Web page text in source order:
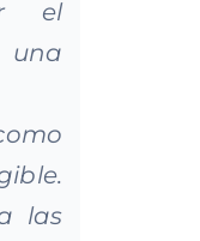
el
una
las